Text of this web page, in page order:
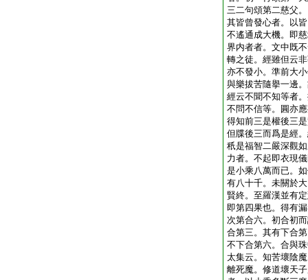
三二句頌第二慈父
其皆曾發心者。以
不遙通成大機。即
界内者者。文中既
轉之徒。經雖但云
亦不發小。準前大
與樂拔苦隨擧一邊
經云不聞不知等者
不問不信等。圓亦
得知前三是權後三
但牒後三而爲是經
秖是福智二嚴深觀
力者。不起即衣現
是小乘八萬而已。
有八十千。未關於
賢終。至羅漢並有
即第四果也。得有
次第合六。初合初
合第三。其有下合
不下合第六。合與
太集云。知苦壞陰
離死魔。修道壞天